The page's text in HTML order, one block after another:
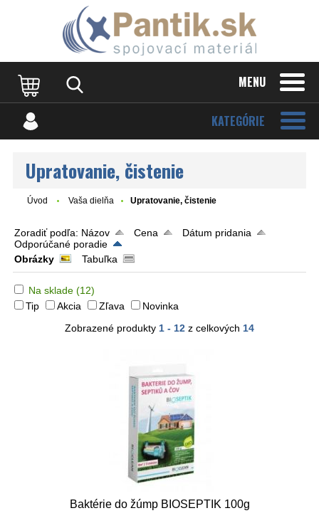
MENU
KATEGÓRIE
Upratovanie, čistenie
Úvod Vaša dielňa Upratovanie, čistenie
Zoradiť podľa: Názov Cena
Dátum pridania
Odporúčané poradie
Obrázky
Tabuľka
Na sklade (12)
Tip
Akcia Zľava
Novinka
Zobrazené produkty 1 - 12 z celkových 14
Baktérie do žúmp BIOSEPTIK 100g